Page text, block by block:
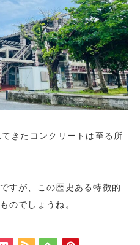
きたコンクリートは至る所
すが、この歴史ある特徴的
のでしょうね。